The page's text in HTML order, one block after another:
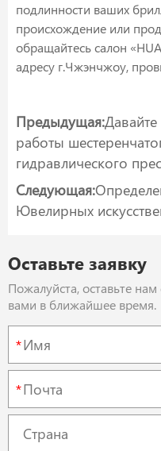
подлинности ваших
происхождение или
обращайтесь салон
адресу г.Чжэнчжоу,
Предыдущая:
работы
гидравлического
Следующая:
Ювелирных
Оставьте заявку
Пожалуйста, оставьте
вами в ближайшее время.
*
*